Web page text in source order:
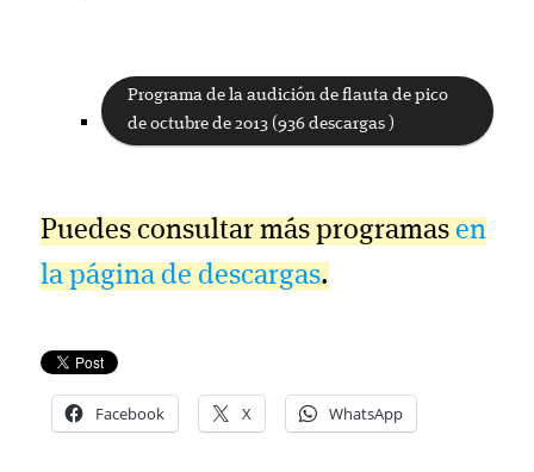
Programa de la audición de flauta de pico
de octubre de 2013 (936 descargas )
Puedes consultar más programasen
la página de descargas.
Facebook X WhatsApp